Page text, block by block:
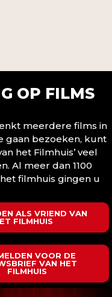
OP FILMS
meerdere films in
gaan bezoeken, kunt
het Filmhuis’ veel
Al meer dan 1100
filmhuis gingen u
ALS VRIEND VAN
FILMHUIS
VOOR DE
VAN HET
FILMHUIS